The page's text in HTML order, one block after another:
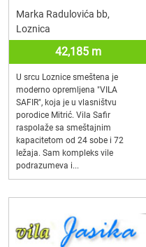
Marka Radulovića bb,
Loznica
42,185 m
U srcu Loznice smeštena je
moderno opremljena "VILA
SAFIR", koja je u vlasništvu
porodice Mitrić. Vila Safir
raspolaže sa smeštajnim
kapacitetom od 24 sobe i 72
ležaja. Sam kompleks vile
podrazumeva i...